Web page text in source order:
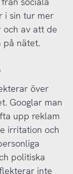
i sin tur mer
och av att de
på nätet.
över
Googlar man
upp reklam
irritation och
politiska
inte